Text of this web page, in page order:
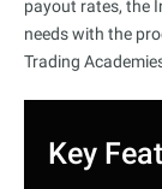
payout rates, the
needs with the
Trading
Key